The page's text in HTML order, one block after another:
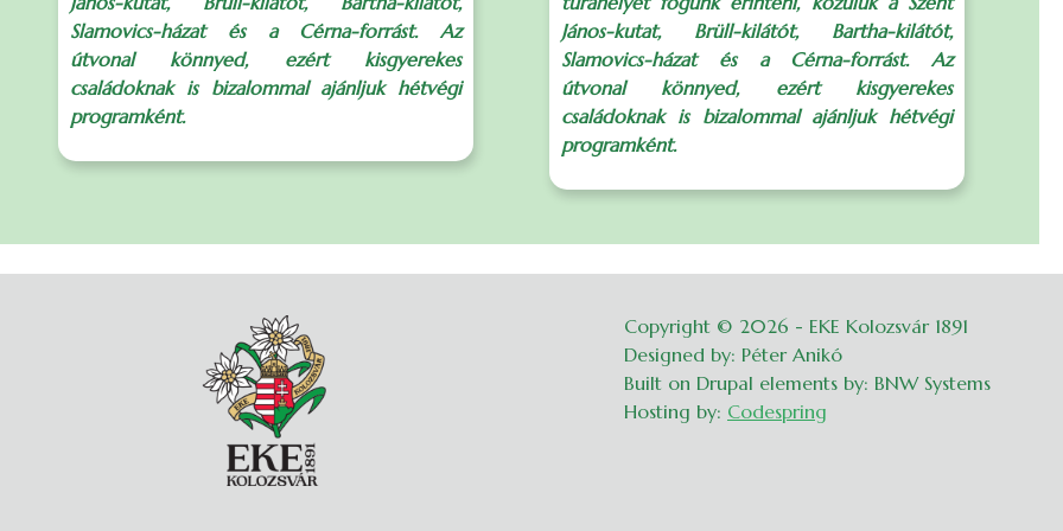
Slamovics-házat és a Cérna-forrást. Az
útvonal könnyed, ezért kisgyerekes
családoknak is bizalommal ajánljuk hétvégi
programként.
János-kutat, Brüll-kilátót, Bartha-kilátót,
Slamovics-házat és a Cérna-forrást. Az
útvonal könnyed, ezért kisgyerekes
családoknak is bizalommal ajánljuk hétvégi
programként.
Copyright © 2026 - EKE Kolozsvár 1891
Designed by: Péter Anikó
Built on Drupal elements by: BNW Systems
Hosting by: Codespring